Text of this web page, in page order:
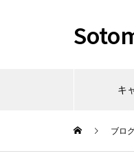
キ
ブロ